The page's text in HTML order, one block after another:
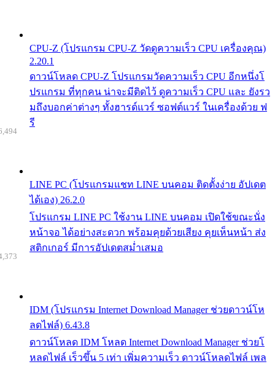
CPU-Z (โปรแกรม CPU-Z วัดดูความเร็ว CPU เครื่องคุณ)
2.20.1
ดาวน์โหลด CPU-Z โปรแกรมวัดความเร็ว CPU อีกหนึ่งโ
ปรแกรม ที่ทุกคน น่าจะมีติดไว้ ดูความเร็ว CPU และ ยังรว
มถึงบอกค่าต่างๆ ทั้งฮารด์แวร์ ซอฟต์แวร์ ในเครื่องด้วย ฟ
รี
LINE PC (โปรแกรมแชท LINE บนคอม ติดตั้งง่าย อัปเดต
ได้เอง) 26.2.0
โปรแกรม LINE PC ใช้งาน LINE บนคอม เปิดใช้ขณะนั่ง
หน้าจอ ได้อย่างสะดวก พร้อมคุยด้วยเสียง คุยเห็นหน้า ส่ง
สติกเกอร์ มีการอัปเดตสม่ำเสมอ
IDM (โปรแกรม Internet Download Manager ช่วยดาวน์โห
ลดไฟล์) 6.43.8
ดาวน์โหลด IDM โหลด Internet Download Manager ช่วยโ
หลดไฟล์ เร็วขึ้น 5 เท่า เพิ่มความเร็ว ดาวน์โหลดไฟล์ เพล